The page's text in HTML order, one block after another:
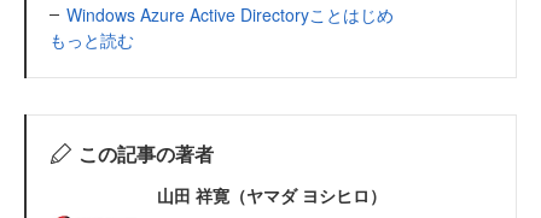
Windows Azure Active Directoryことはじめ
もっと読む
この記事の著者
山田 祥寛（ヤマダ ヨシヒロ）